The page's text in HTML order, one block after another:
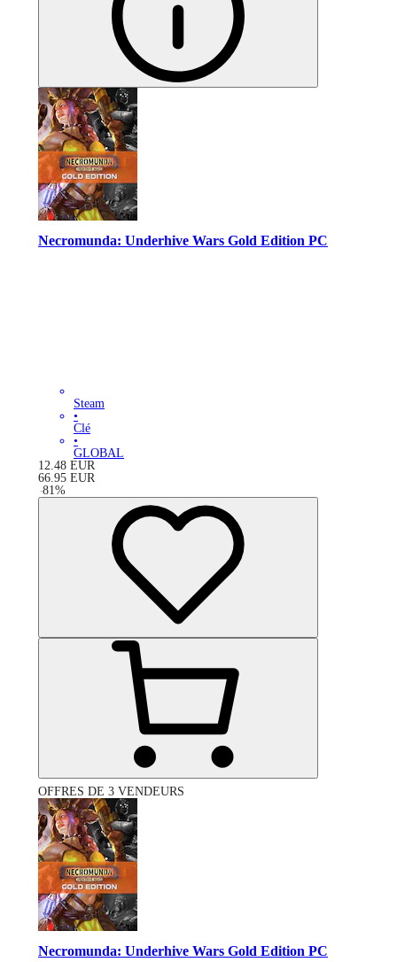
Necromunda: Underhive Wars Gold Edition PC
Steam
•
Clé
•
GLOBAL
12.48 EUR
66.95 EUR
-81%
OFFRES DE 3 VENDEURS
Necromunda: Underhive Wars Gold Edition PC